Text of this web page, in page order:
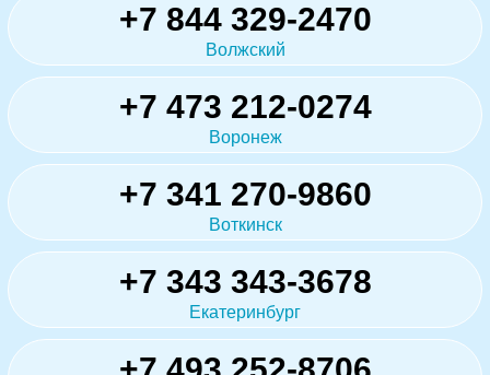
+7 844 329-2470
Волжский
+7 473 212-0274
Воронеж
+7 341 270-9860
Воткинск
+7 343 343-3678
Екатеринбург